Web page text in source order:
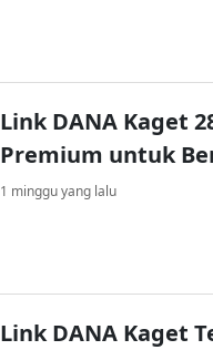
Link DANA Kaget
Premium untuk
1 minggu yang lalu
Link DANA Kaget